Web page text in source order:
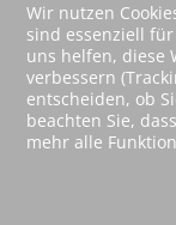
Wir nutzen
sind essenziell
uns helfen, diese
verbessern
entscheiden, ob
beachten Sie,
mehr alle